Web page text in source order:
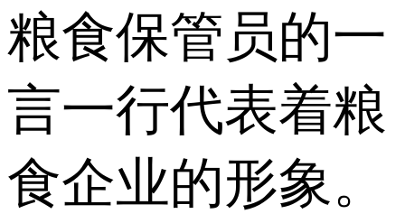
粮食保管员的一
言一行代表着粮
食企业的形象。